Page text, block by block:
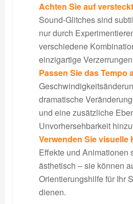
Achten Sie auf
Sound-Glitches sind
nur durch
verschiedene
einzigartige
Passen Sie das Tempo
dramatische
und eine zusätzliche
Unvorhersehbarkeit
Verwenden Sie visuelle
Effekte und Animationen
ästhetisch – sie können
Orientierungshilfe für Ihr
dienen.